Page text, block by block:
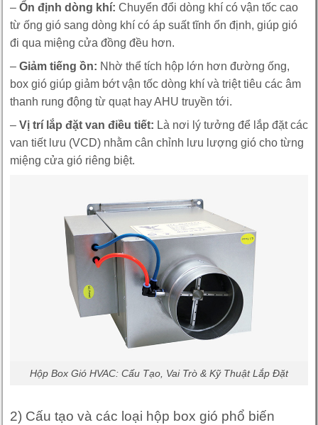
– Ổn định dòng khí: Chuyển đổi dòng khí có vận tốc cao
từ ống gió sang dòng khí có áp suất tĩnh ổn định, giúp gió
đi qua miệng cửa đồng đều hơn.
– Giảm tiếng ồn: Nhờ thể tích hộp lớn hơn đường ống,
box gió giúp giảm bớt vận tốc dòng khí và triệt tiêu các âm
thanh rung động từ quạt hay AHU truyền tới.
– Vị trí lắp đặt van điều tiết: Là nơi lý tưởng để lắp đặt các
van tiết lưu (VCD) nhằm cân chỉnh lưu lượng gió cho từng
miệng cửa gió riêng biệt.
Hộp Box Gió HVAC: Cấu Tạo, Vai Trò & Kỹ Thuật Lắp Đặt
2) Cấu tạo và các loại hộp box gió phổ biến